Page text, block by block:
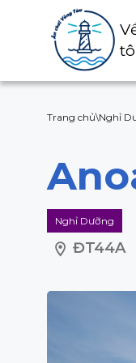
Trang chủ\Nghỉ
Nghỉ Dưỡng
ĐT44A